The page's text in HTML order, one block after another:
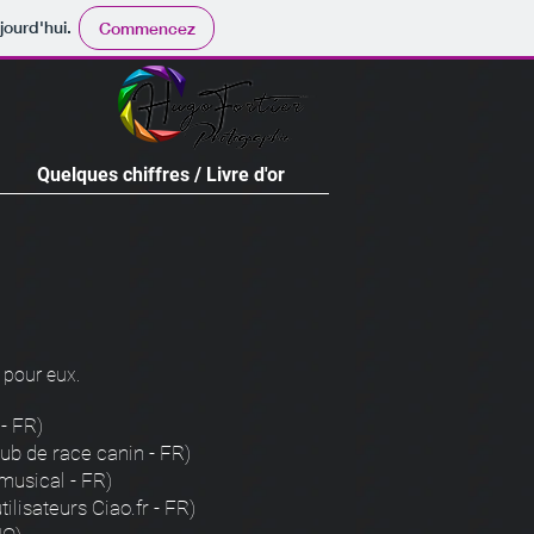
Commencez
Quelques chiffres / Livre d'or
eux.
FR)
de race canin - FR)
- FR)
Ciao.fr - FR)